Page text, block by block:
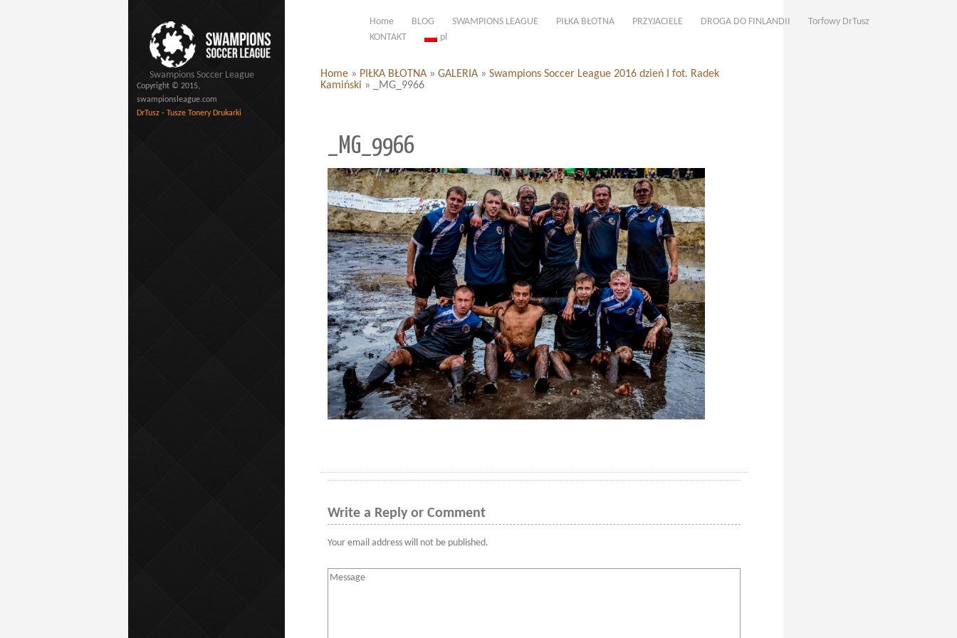
Swampions Soccer League
Home BLOG SWAMPIONS LEAGUE PIŁKA BŁOTNA PRZYJACIELE DROGA DO FINLANDII
Torfowy DrTusz
KONTAKT
pl
Home » PIŁKA BŁOTNA » GALERIA » Swampions Soccer League 2016 dzień I fot. Radek
Kamiński » _MG_9966
_MG_9966
Write a Reply or Comment
Your email address will not be published.
Copyright © 2015,
swampionsleague.com
DrTusz - Tusze Tonery Drukarki